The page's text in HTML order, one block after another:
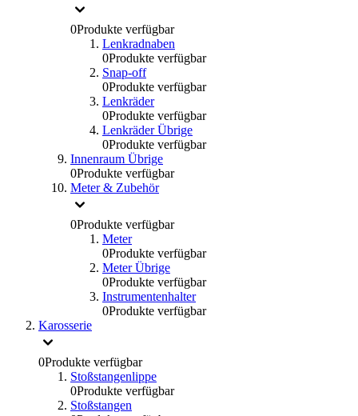
0Produkte verfügbar
Lenkradnaben
0Produkte verfügbar
Snap-off
0Produkte verfügbar
Lenkräder
0Produkte verfügbar
Lenkräder Übrige
0Produkte verfügbar
Innenraum Übrige
0Produkte verfügbar
Meter & Zubehör
0Produkte verfügbar
Meter
0Produkte verfügbar
Meter Übrige
0Produkte verfügbar
Instrumentenhalter
0Produkte verfügbar
Karosserie
0Produkte verfügbar
Stoßstangenlippe
0Produkte verfügbar
Stoßstangen